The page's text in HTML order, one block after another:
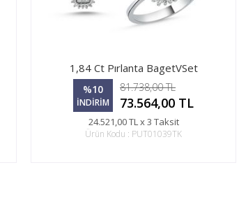
1,84 Ct Pırlanta BagetVSet
%10
İNDİRİM
81.738,00 TL
73.564,00 TL
24.521,00 TL x 3 Taksit
Ürün Kodu : PUT01039TK